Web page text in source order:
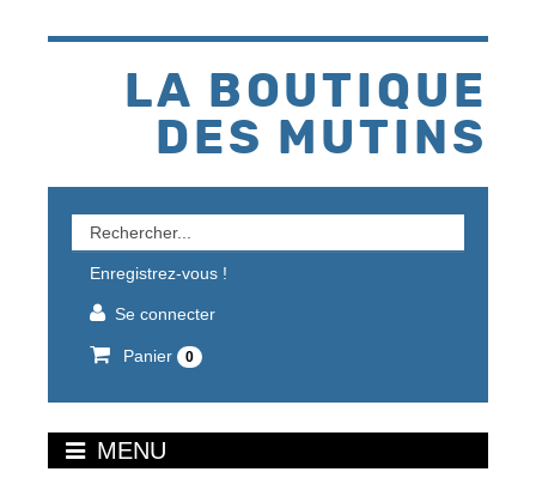
LA BOUTIQUE
DES MUTINS
Rechercher
un
produit
Enregistrez-vous !
Se connecter
Panier 0
MENU